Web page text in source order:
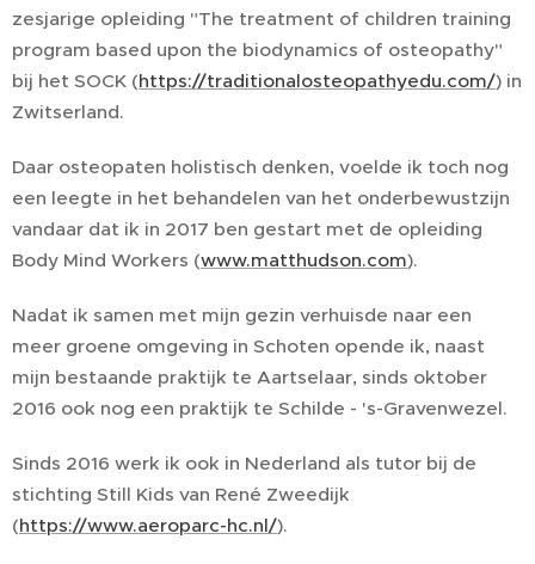
zesjarige opleiding "The treatment of children training
program based upon the biodynamics of osteopathy"
bij het SOCK (https://traditionalosteopathyedu.com/) in
Zwitserland.
Daar osteopaten holistisch denken, voelde ik toch nog
een leegte in het behandelen van het onderbewustzijn
vandaar dat ik in 2017 ben gestart met de opleiding
Body Mind Workers (www.matthudson.com).
Nadat ik samen met mijn gezin verhuisde naar een
meer groene omgeving in Schoten opende ik, naast
mijn bestaande praktijk te Aartselaar, sinds oktober
2016 ook nog een praktijk te Schilde - 's-Gravenwezel.
Sinds 2016 werk ik ook in Nederland als tutor bij de
stichting Still Kids van René Zweedijk
(https://www.aeroparc-hc.nl/).